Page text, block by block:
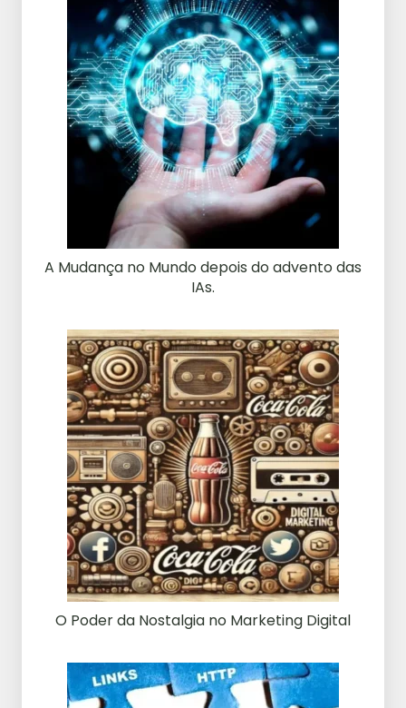
A Mudança no Mundo depois do advento das
IAs.
O Poder da Nostalgia no Marketing Digital